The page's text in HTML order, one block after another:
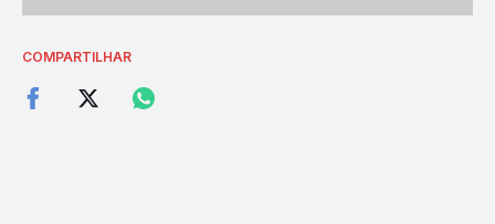
COMPARTILHAR